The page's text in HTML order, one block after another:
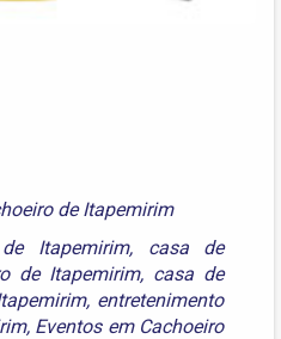
de Itapemirim
Itapemirim, casa de
de Itapemirim, casa de
, entretenimento
, Eventos em Cachoeiro